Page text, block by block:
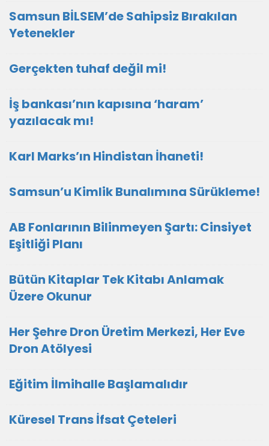
Samsun BİLSEM’de Sahipsiz Bırakılan
Yetenekler
Gerçekten tuhaf değil mi!
İş bankası’nın kapısına ‘haram’
yazılacak mı!
Karl Marks’ın Hindistan İhaneti!
Samsun’u Kimlik Bunalımına Sürükleme!
AB Fonlarının Bilinmeyen Şartı: Cinsiyet
Eşitliği Planı
Bütün Kitaplar Tek Kitabı Anlamak
Üzere Okunur
Her Şehre Dron Üretim Merkezi, Her Eve
Dron Atölyesi
Eğitim İlmihalle Başlamalıdır
Küresel Trans İfsat Çeteleri